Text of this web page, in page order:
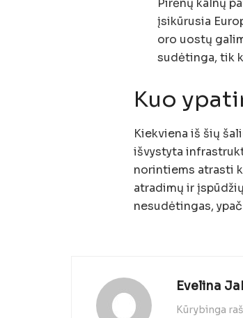
Pirėnų kalnų
įsikūrusia
oro uostų
sudėtinga, tik
Kuo
Kiekviena iš šių
išvystyta
norintiems atrasti
atradimų ir
nesudėtingas,
Evelina
Kūrybinga